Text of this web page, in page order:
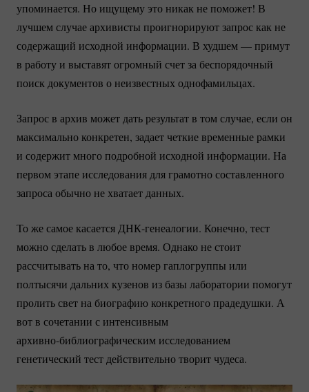
упоминается. Но ищущему это никак не поможет! В
лучшем случае архивисты проигнорируют запрос как не
содержащий исходной информации. В худшем — примут
в работу и выставят огромный счет за беспорядочный
поиск документов о неизвестных однофамильцах.
Запрос в архив может дать результат в том случае, если он
максимально конкретен, задает четкие временные рамки
и содержит много подробной исходной информации. На
первом этапе исследования для грамотно составленного
запроса обычно не хватает данных.
То же самое касается ДНК-генеалогии. Конечно, тест
можно сделать в любое время. Однако не стоит
рассчитывать на то, что номер гаплогруппы или
полтысячи дальних кузенов из базы лаборатории помогут
пролить свет на биографию конкретного прадедушки. А
вот в сочетании с интенсивным
архивно-библиографическимисследованием
генетический тест действительно творит чудеса.